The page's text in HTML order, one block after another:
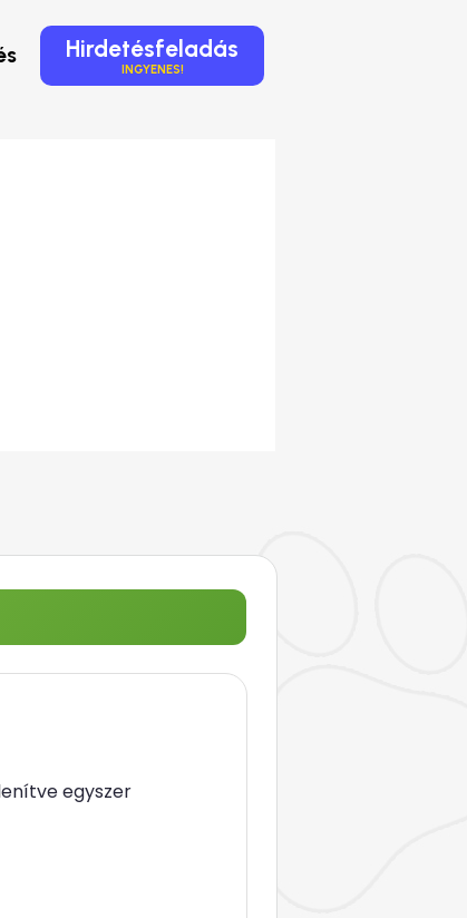
Hirdetésfeladás
INGYENES!
egyszer